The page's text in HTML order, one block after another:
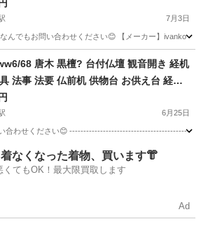
フロアマット 直接引取り推奨①🔷🔶🔷
7月3日
😊なんでもお問い合わせください😊 【メーカー】
駅 フィットネス、トレーニング 東京
レーニング イヴァンコ
68 唐木 黒檀? 台付仏壇 観音開き 経机
法事 法要 仏前机 供物台 お供え台 経台
レート 中古品 ★直接引取推奨◇🔷🔶🔷
6月25日
い合わせください😊
駅 その他
着なくなった着物、買います👘
くてもOK！最大限買取します
Ad